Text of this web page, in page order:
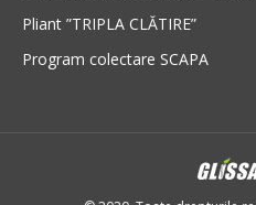
Pliant ”TRIPLA CLĂTIRE”
Program colectare SCAPA